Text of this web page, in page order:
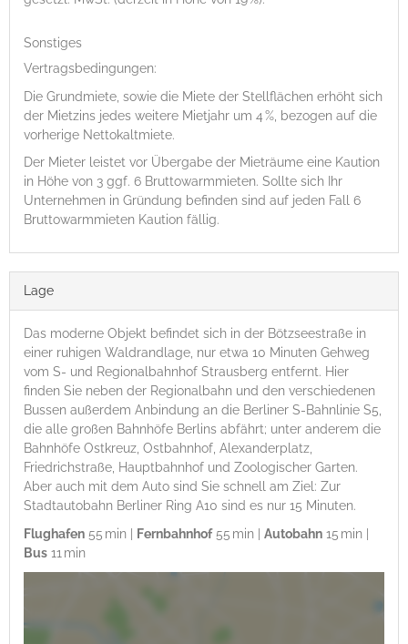
Sonstiges
Vertragsbedingungen:
Die Grundmiete, sowie die Miete der Stellflächen erhöht sich
der Mietzins jedes weitere Mietjahr um 4 %, bezogen auf die
vorherige Nettokaltmiete.
Der Mieter leistet vor Übergabe der Mieträume eine Kaution
in Höhe von 3 ggf. 6 Bruttowarmmieten. Sollte sich Ihr
Unternehmen in Gründung befinden sind auf jeden Fall 6
Bruttowarmmieten Kaution fällig.
Lage
Das moderne Objekt befindet sich in der Bötzseestraße in
einer ruhigen Waldrandlage, nur etwa 10 Minuten Gehweg
vom S- und Regionalbahnhof Strausberg entfernt. Hier
finden Sie neben der Regionalbahn und den verschiedenen
Bussen außerdem Anbindung an die Berliner S-Bahnlinie S5,
die alle großen Bahnhöfe Berlins abfährt; unter anderem die
Bahnhöfe Ostkreuz, Ostbahnhof, Alexanderplatz,
Friedrichstraße, Hauptbahnhof und Zoologischer Garten.
Aber auch mit dem Auto sind Sie schnell am Ziel: Zur
Stadtautobahn Berliner Ring A10 sind es nur 15 Minuten.
Flughafen 55 min | Fernbahnhof55 min | Autobahn 15 min |
Bus 11 min